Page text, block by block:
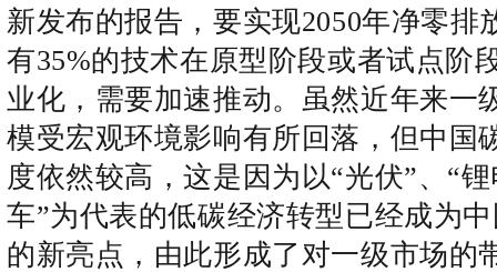
新发布的报告，要实现2050年净零排
有35%的技术在原型阶段或者试点阶
业化，需要加速推动。虽然近年来一
模受宏观环境影响有所回落，但中国
度依然较高，这是因为以“光伏”、“
车”为代表的低碳经济转型已经成为
的新亮点，由此形成了对一级市场的